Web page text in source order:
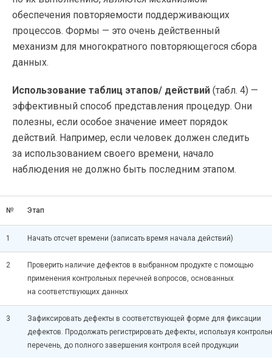
обеспечения повторяемости поддерживающих
процессов. Формы — это очень действенный
механизм для многократного повторяющегося сбора
данных.
Использование таблиц этапов/ действий (табл. 4) —
эффективный способ представления процедур. Они
полезны, если особое значение имеет порядок
действий. Например, если человек должен следить
за использованием своего времени, начало
наблюдения не должно быть последним этапом.
№ Этап
1 Начать отсчет времени (записать время начала действий)
2
Проверить наличие дефектов в выбранном продукте с помощью
применения контрольных перечней вопросов, основанных
на соответствующих данных
3
Зафиксировать дефекты в соответствующей форме для фиксации
дефектов. Продолжать регистрировать дефекты, используя
перечень, до полного завершения контроля всей продукции